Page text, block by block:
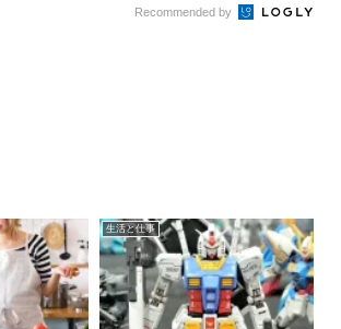
Recommended by
生活と仕事